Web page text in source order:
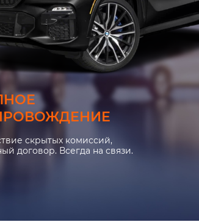
скрытых комиссий,
договор. Всегда на связи.